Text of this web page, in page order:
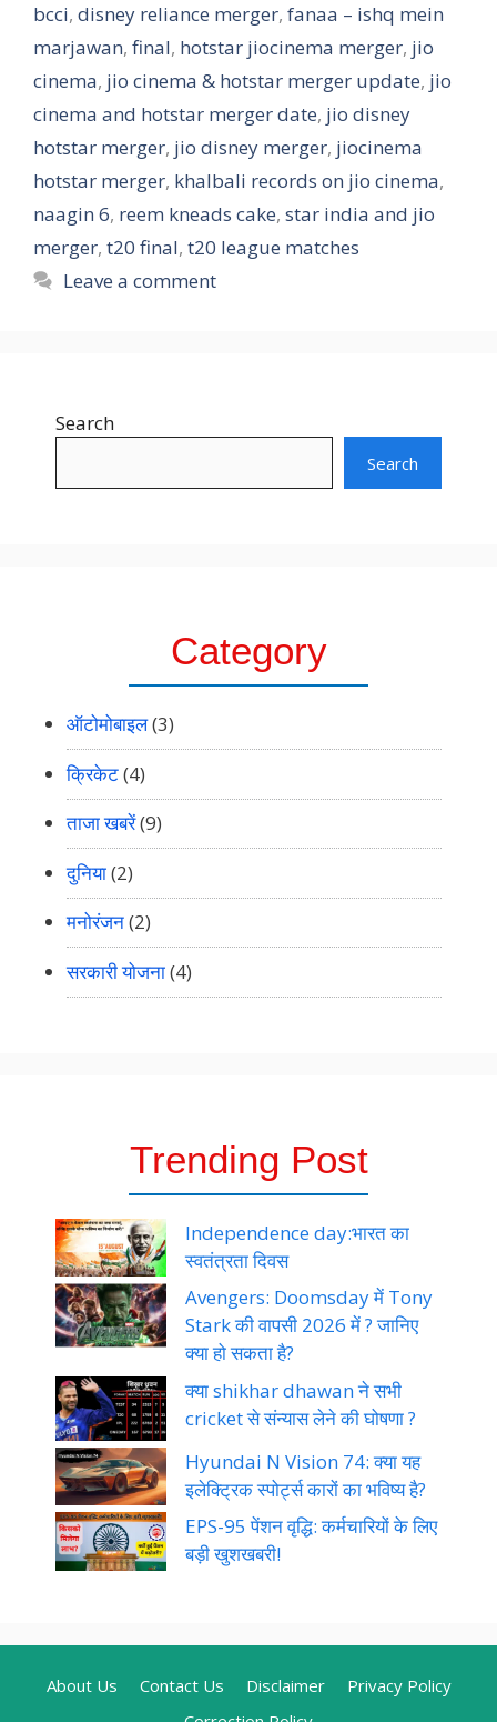
bcci, disney reliance merger, fanaa – ishq mein
marjawan, final, hotstar jiocinema merger, jio
cinema, jio cinema & hotstar merger update, jio
cinema and hotstar merger date, jio disney
hotstar merger, jio disney merger, jiocinema
hotstar merger, khalbali records on jio cinema,
naagin 6, reem kneads cake, star india and jio
merger, t20 final, t20 league matches
Leave a comment
Search
Search
Category
ऑटोमोबाइल(3)
क्रिकेट(4)
ताजा खबरें(9)
दुनिया(2)
मनोरंजन(2)
सरकारी योजना(4)
Trending Post
Independence day:भारत का
स्वतंत्रता दिवस
Avengers: Doomsday में Tony
Stark की वापसी 2026 में ? जानिए
क्या हो सकता है?
क्या shikhar dhawan ने सभी
cricket से संन्यास लेने की घोषणा ?
Hyundai N Vision 74: क्या यह
इलेक्ट्रिक स्पोर्ट्स कारों का भविष्य है?
EPS-95 पेंशन वृद्धि: कर्मचारियों के लिए
बड़ी खुशखबरी!
About Us Contact Us Disclaimer
Privacy Policy